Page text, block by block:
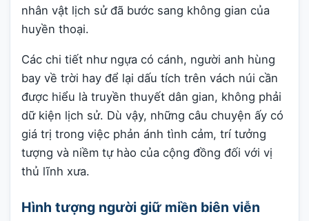
nhân vật lịch sử đã bước sang không gian của
huyền thoại.
Các chi tiết như ngựa có cánh, người anh hùng
bay về trời hay để lại dấu tích trên vách núi cần
được hiểu là truyền thuyết dân gian, không phải
dữ kiện lịch sử. Dù vậy, những câu chuyện ấy có
giá trị trong việc phản ánh tình cảm, trí tưởng
tượng và niềm tự hào của cộng đồng đối với vị
thủ lĩnh xưa.
Hình tượng người giữ miền biên viễn